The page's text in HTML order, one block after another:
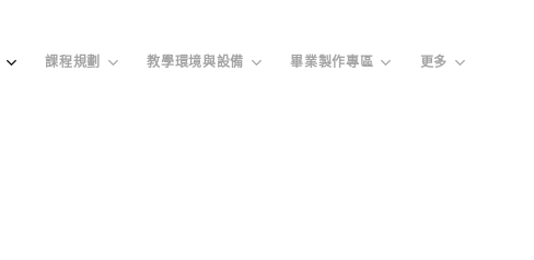
課程規劃 教學環境與設備 畢業製作專區 更多